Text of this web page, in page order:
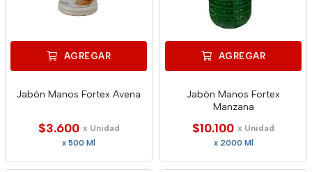
AGREGAR
Jabón Manos Fortex Avena
$3.600 x Unidad
x 500 Ml
AGREGAR
Jabón Manos Fortex
Manzana
$10.100 x Unidad
x 2000 Ml